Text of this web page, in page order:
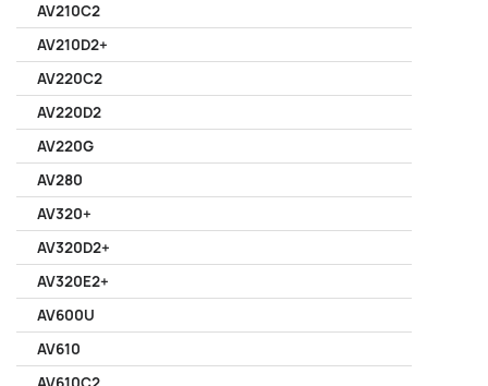
AV210C2
AV210D2+
AV220C2
AV220D2
AV220G
AV280
AV320+
AV320D2+
AV320E2+
AV600U
AV610